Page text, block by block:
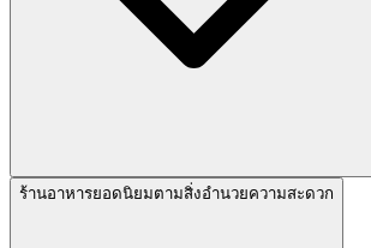
ร้านอาหารยอดนิยมตามสิ่งอำนวยความสะดวก